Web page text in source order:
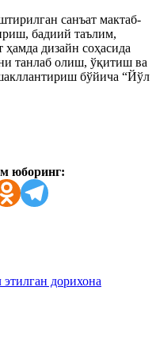
санъат мактаб-
бадиий таълим,
ҳамда дизайн соҳасида
танлаб олиш, ўқитиш ва
бўйича “Йўл
юборинг:
дорихона